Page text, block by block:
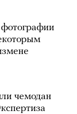
фотографии
чемодан